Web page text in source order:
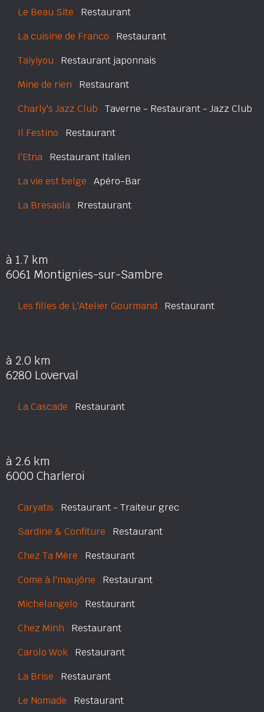
Le Beau Site Restaurant
La cuisine de Franco Restaurant
Taiyiyou Restaurant japonnais
Mine de rien Restaurant
Charly's Jazz Club Taverne - Restaurant - Jazz Club
Il Festino Restaurant
l'Etna Restaurant Italien
La vie est belge Apéro-Bar
La Bresaola Rrestaurant
à 1.7 km
6061 Montignies-sur-Sambre
Les filles de L'Atelier Gourmand Restaurant
à 2.0 km
6280 Loverval
La Cascade Restaurant
à 2.6 km
6000 Charleroi
Caryatis Restaurant - Traiteur grec
Sardine & Confiture Restaurant
Chez Ta Mère Restaurant
Come à l'maujône Restaurant
Michelangelo Restaurant
Chez Minh Restaurant
Carolo Wok Restaurant
La Brise Restaurant
Le Nomade Restaurant